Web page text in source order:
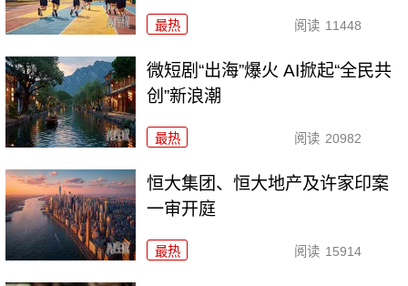
最热 阅读 11448
微短剧“出海”爆火 AI掀起“全民共
创”新浪潮
最热 阅读 20982
恒大集团、恒大地产及许家印案
一审开庭
最热 阅读 15914